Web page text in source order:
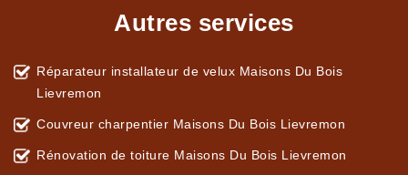
Autres services
Réparateur installateur de velux Maisons Du Bois
Lievremon
Couvreur charpentier Maisons Du Bois Lievremon
Rénovation de toiture Maisons Du Bois Lievremon